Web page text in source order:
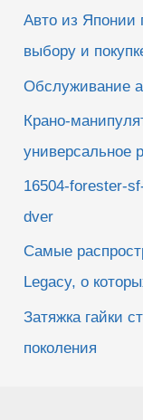
Авто из Японии
выбору и
Обслуживание
Крано-
универсальное
16504-forester-
dver
Самые
Legacy, о
Затяжка гайки
поколения